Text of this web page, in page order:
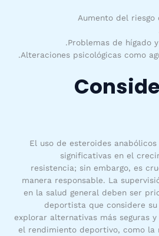
Aumento del riesgo
Problemas de hígado
Alteraciones psicológicas como
El uso de esteroides
significativas en el
resistencia; sin embargo, es
manera responsable. La
en la salud general deben ser
deportista que considere su
explorar alternativas más seguras
el rendimiento deportivo, como la